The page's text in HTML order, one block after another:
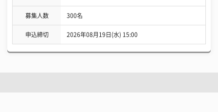
募集人数 300名
申込締切 2026年08月19日(水) 15:00